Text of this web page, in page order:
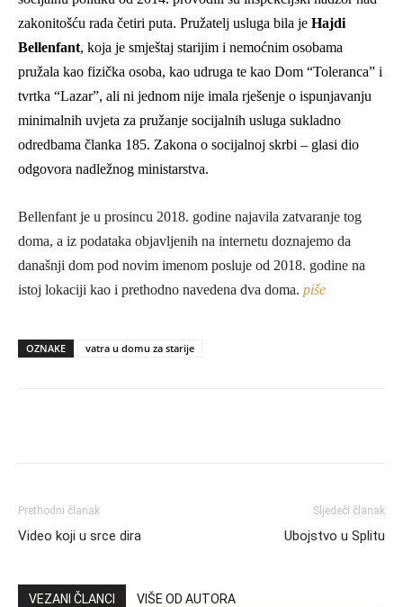
zakonitošću rada četiri puta. Pružatelj usluga bila je Hajdi
Bellenfant, koja je smještaj starijim i nemoćnim osobama
pružala kao fizička osoba, kao udruga te kao Dom “Toleranca” i
tvrtka “Lazar”, ali ni jednom nije imala rješenje o ispunjavanju
minimalnih uvjeta za pružanje socijalnih usluga sukladno
odredbama članka 185. Zakona o socijalnoj skrbi – glasi dio
odgovora nadležnog ministarstva.
Bellenfant je u prosincu 2018. godine najavila zatvaranje tog
doma, a iz podataka objavljenih na internetu doznajemo da
današnji dom pod novim imenom posluje od 2018. godine na
istoj lokaciji kao i prethodno navedena dva doma. piše
OZNAKE vatra u domu za starije
Prethodni članak
Video koji u srce dira
Sljedeći članak
Ubojstvo u Splitu
VEZANI ČLANCI VIŠE OD AUTORA